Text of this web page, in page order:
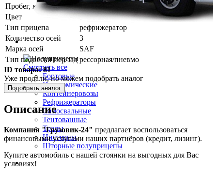
Смотреть все
DAF
Ford
Foton
Freghtliner
Hyundai
Iveco
Kenwort
MAN
Mercedes-benz
Renault
Sitrak
Scania
Volvo
Камаз
Полуприцепы
Смотреть все
Бортовые
Изотермические
Контейнеровозы
Рефрижераторы
Самосвальные
Тентованные
Тралы
Цистерны
Шторные полуприцепы
Грузовики
Пробег, км
150 000
Цвет
белый
Тип прицепа
рефрижератор
Количество осей
3
Марка осей
SAF
Тип подвески пер/зад рессорная/пневмо
ID товара:81
Уже продали, но можем подобрать аналог
Подобрать аналог
Описание
Компания "Грузовик-24" предлагает воспользоваться
финансовыми услугами наших партнёров (кредит, лизинг).
Купите автомобиль с нашей стоянки на выгодных для Вас
условиях!